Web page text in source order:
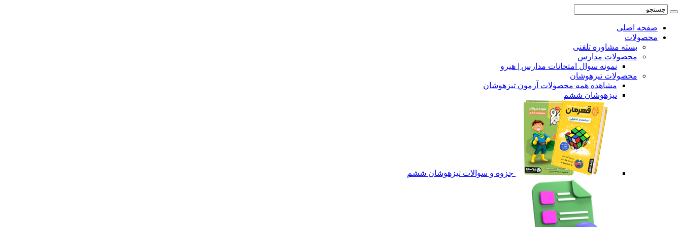
صفحه اصلی
محصولات
بسته مشاوره تلفنی
محصولات مدارس
نمونه سوال امتحانات مدارس | هیرو
محصولات تیزهوشان
مشاهده همه محصولات آزمون تیزهوشان
تیزهوشان ششم
جزوه و سوالات تیزهوشان ششم